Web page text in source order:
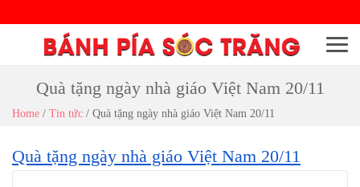
Menu
Quà tặng ngày nhà giáo Việt Nam 20/11
Home / Tin tức / Quà tặng ngày nhà giáo Việt Nam 20/11
Quà tặng ngày nhà giáo Việt Nam 20/11